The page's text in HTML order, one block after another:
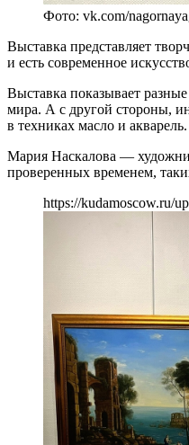
Фото: vk.com/
Выставка представляет
и есть современное
Выставка показывает
мира. А с другой стороны,
в техниках масло и акварель.
Мария Наскалова —
проверенных временем,
https://kudamoscow.ru/